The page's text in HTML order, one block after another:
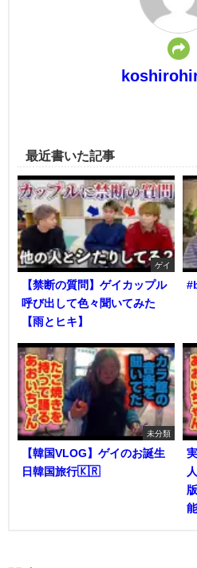
最近書いた記事
ゲイ
【禁断の質問】ゲイカップル
呼び出して色々聞いてみた
【雨とヒキ】
未分類
【韓国VLOG】ゲイのお誕生
日韓国旅行🇰🇷